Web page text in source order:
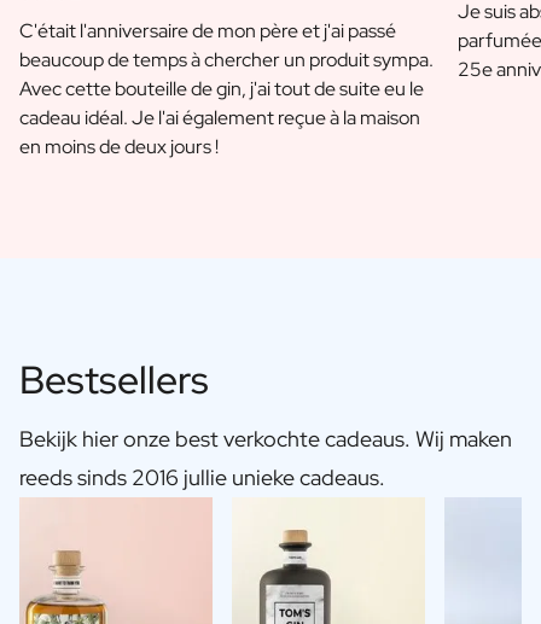
C'était l'anniversaire de mon père et j'ai passé
beaucoup de temps à chercher un produit sympa.
Avec cette bouteille de gin, j'ai tout de suite eu le
cadeau idéal. Je l'ai également reçue à la maison
en moins de deux jours !
Je suis
25e
Bestsellers
Bekijk hier onze best verkochte cadeaus. Wij maken
reeds sinds 2016 jullie unieke cadeaus.